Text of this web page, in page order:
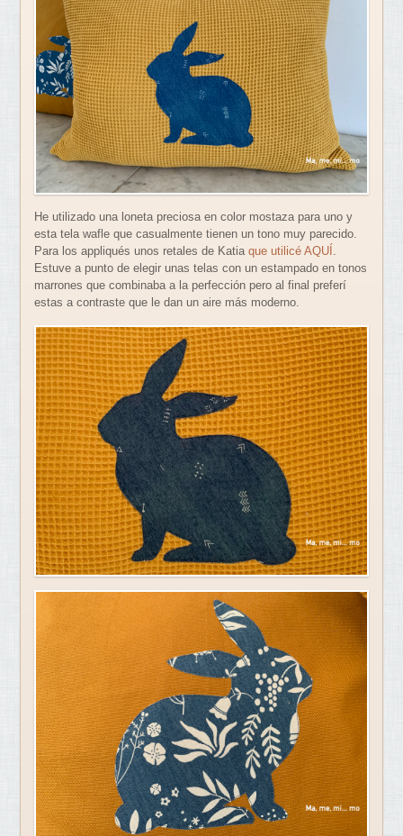
He utilizado una loneta preciosa en color mostaza para uno y
esta tela wafle que casualmente tienen un tono muy parecido.
Para los appliqués unos retales de Katiaque utilicé AQUÍ .
Estuve a punto de elegir unas telas con un estampado en tonos
marrones que combinaba a la perfección pero al final preferí
estas a contraste que le dan un aire más moderno.